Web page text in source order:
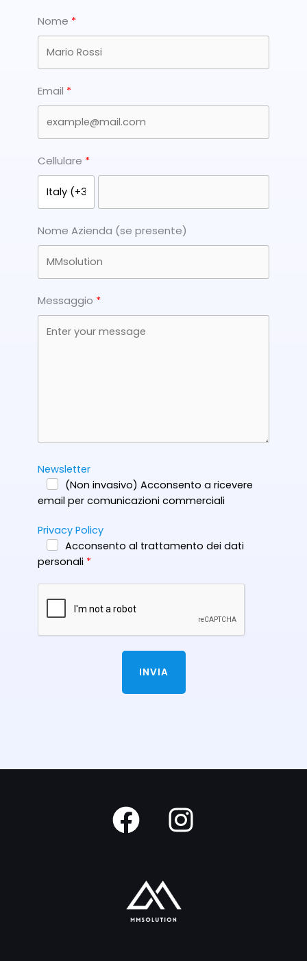
Nome
Email
Cellulare
Nome Azienda (se presente)
Messaggio
Newsletter
(Non invasivo) Acconsento a ricevere
email per comunicazioni commerciali
Privacy Policy
Acconsento al trattamento dei dati
personali
INVIA